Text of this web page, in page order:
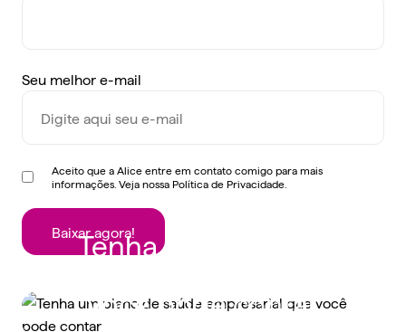
Seu melhor e-mail
Aceito que a Alice entre em contato comigo para mais
informações. Veja nossa Política de Privacidade.
Baixar agora!
Tenha um plano de
você pode contar